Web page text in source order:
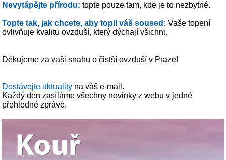
Nevytápějte přírodu: topte pouze tam, kde je to nezbytné.
Topte tak, jak chcete, aby topil váš soused:Vaše topení
ovlivňuje kvalitu ovzduší, který dýchají všichni.
Děkujeme za vaši snahu o čistší ovzduší v Praze!
Dostávejte aktuality na váš e-mail.
Každý den zasíláme všechny novinky z webu v jedné
přehledné zprávě.